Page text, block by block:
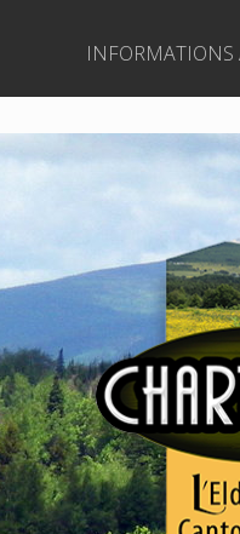
INFORMATIONS